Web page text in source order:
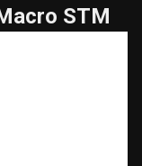
STM